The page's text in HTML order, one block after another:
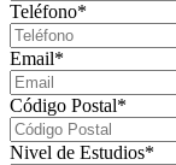
Teléfono*
Email*
Código Postal*
Nivel de Estudios*